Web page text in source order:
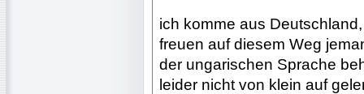
ich komme aus
freuen auf diesem Weg
der ungarischen Sprache
leider nicht von klein auf